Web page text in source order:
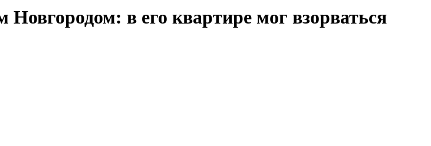
в его квартире мог взорваться